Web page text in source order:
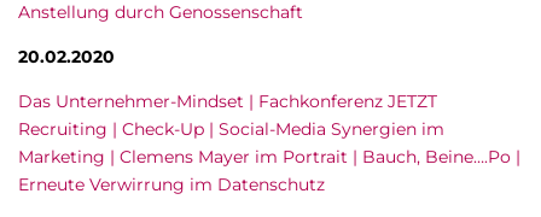
Anstellung durch Genossenschaft
20.02.2020
Das Unternehmer-Mindset | Fachkonferenz JETZT
Recruiting | Check-Up | Social-Media Synergien im
Marketing | Clemens Mayer im Portrait | Bauch, Beine….Po |
Erneute Verwirrung im Datenschutz